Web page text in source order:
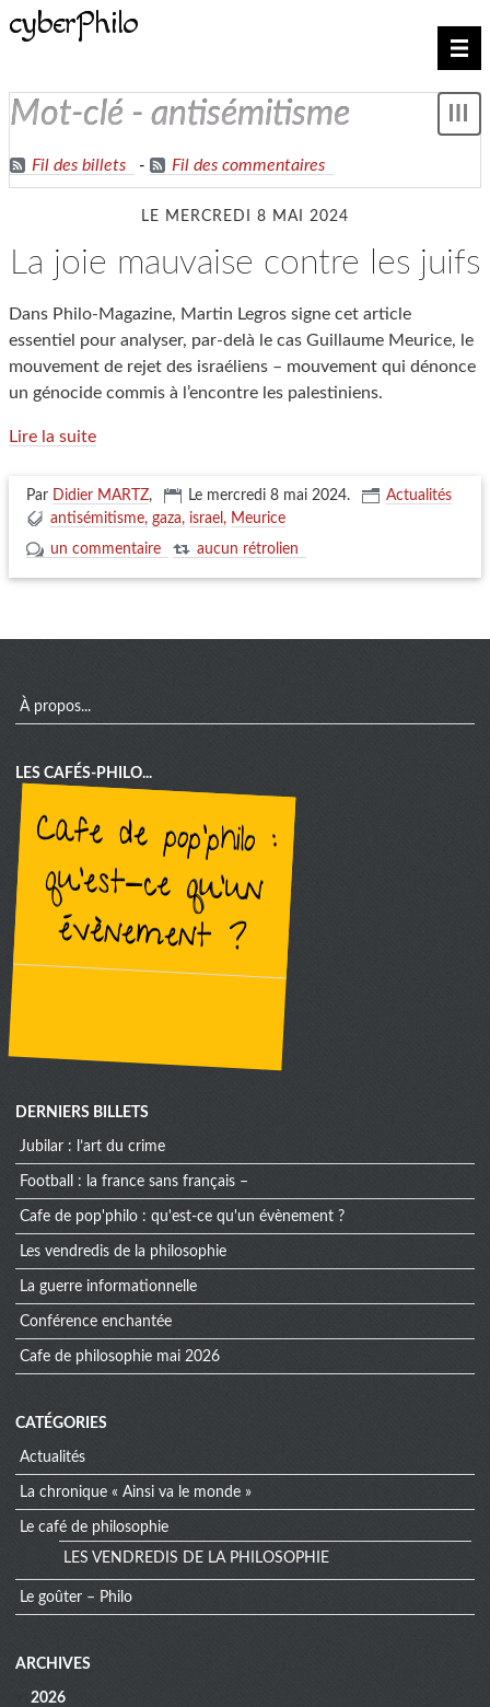
cyberPhilo
mot-clé - antisémitisme
Fil des billets - Fil des commentaires
LE MERCREDI 8 MAI 2024
la joie mauvaise contre les juifs
Dans Philo-Magazine, Martin Legros signe cet article
essentiel pour analyser, par-delà le cas Guillaume Meurice, le
mouvement de rejet des israéliens – mouvement qui dénonce
un génocide commis à l’encontre les palestiniens.
Lire la suite
Par Didier MARTZ, Le mercredi 8 mai 2024.
Actualités
antisémitisme gaza israel
Meurice
un commentaire
aucun rétrolien
menu
À propos...
LES CAFÉS-PHILO...
cafe de pop'philo :
qu'est-ce qu'un
évènement ?
DERNIERS BILLETS
jubilar : l’art du crime
football : la france sans français –
cafe de pop'philo : qu'est-ce qu'un évènement ?
les vendredis de la philosophie
la guerre informationnelle
conférence enchantée
cafe de philosophie mai 2026
CATÉGORIES
Actualités
La chronique « Ainsi va le monde »
Le café de philosophie
LES VENDREDIS DE LA PHILOSOPHIE
Le goûter – Philo
menu
ARCHIVES
2026